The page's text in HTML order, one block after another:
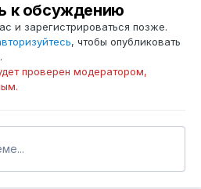
к обсуждению
и зарегистрироваться позже.
, чтобы опубликовать
проверен модератором,